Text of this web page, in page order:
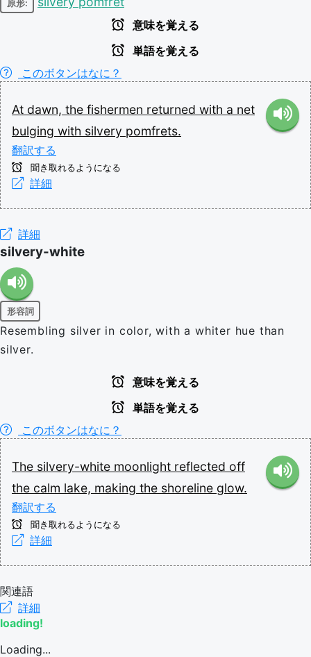
原形:
意味を覚える
単語を覚える
このボタンはなに？
At dawn, the fishermen returned with a net
bulging with silvery pomfrets.
翻訳する
聞き取れるようになる
詳細
詳細
silvery-white
形容詞
Resembling silver in color, with a whiter hue than
silver.
意味を覚える
単語を覚える
このボタンはなに？
The silvery-white moonlight reflected off
the calm lake, making the shoreline glow.
翻訳する
聞き取れるようになる
詳細
関連語
詳細
loading!
Loading...